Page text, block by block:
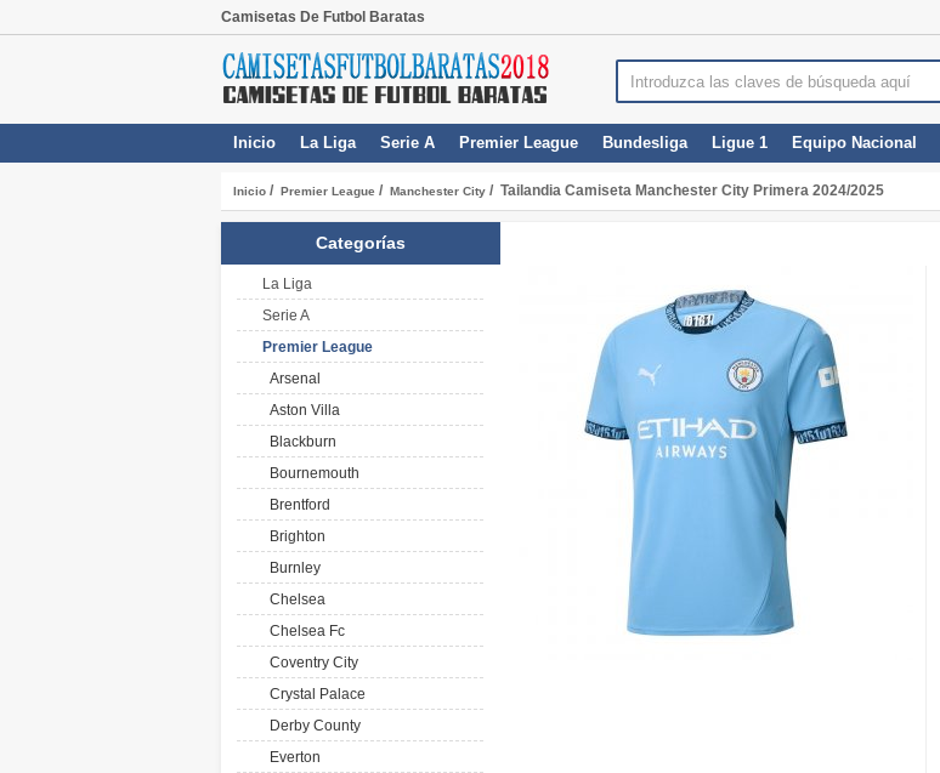
Camisetas De Futbol Baratas
Inicio La Liga Serie A Premier League Bundesliga Ligue 1 Equipo Nacional
Inicio / Premier League / Manchester City / Tailandia Camiseta Manchester City Primera 2024/2025
Categorías
La Liga
Serie A
Premier League
Arsenal
Aston Villa
Blackburn
Bournemouth
Brentford
Brighton
Burnley
Chelsea
Chelsea Fc
Coventry City
Crystal Palace
Derby County
Everton